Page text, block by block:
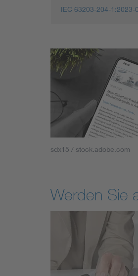
IEC 63203-204-1:2023-
sdx15 / stock.adobe.com
Werden Sie